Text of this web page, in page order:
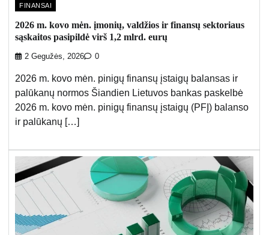
FINANSAI
2026 m. kovo mėn. įmonių, valdžios ir finansų sektoriaus
sąskaitos pasipildė virš 1,2 mlrd. eurų
2 Gegužės, 2026 0
2026 m. kovo mėn. pinigų finansų įstaigų balansas ir
palūkanų normos Šiandien Lietuvos bankas paskelbė
2026 m. kovo mėn. pinigų finansų įstaigų (PFĮ) balanso
ir palūkanų […]